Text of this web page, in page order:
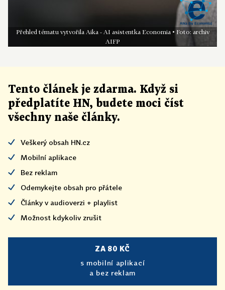
Přehled tématu vytvořila Aika - AI asistentka Economia • Foto: archiv
AIFP
Tento článek je zdarma. Když si
předplatíte HN, budete moci číst
všechny naše články.
Veškerý obsah HN.cz
Mobilní aplikace
Bez reklam
Odemykejte obsah pro přátele
Články v audioverzi + playlist
Možnost kdykoliv zrušit
ZA 80 KČ
s mobilní aplikací
a bez reklam